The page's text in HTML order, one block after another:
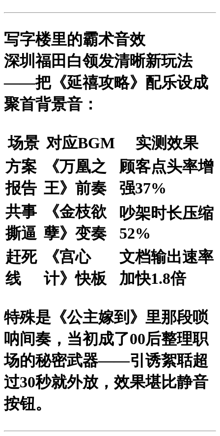
写字楼里的霸术音效
深圳福田白领发清晰新玩法
——把《延禧攻略》配乐设成
聚首背景音：
场景 对应BGM
实测效果
方案
报告
《万凰之
王》前奏
顾客点头率增
强37%
共事
撕逼
《金枝欲
孽》变奏
吵架时长压缩
52%
赶死
线
《宫心
计》快板
文档输出速率
加快1.8倍
特殊是《公主嫁到》里那段唢
呐间奏，当初成了00后整理职
场的秘密武器——引诱絮聒超
过30秒就外放，效果堪比静音
按钮。